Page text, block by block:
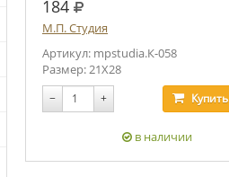
184 руб.
М.П. Студия
Артикул: mpstudia.К-058
Размер: 21Х28
− + Купить
в наличии